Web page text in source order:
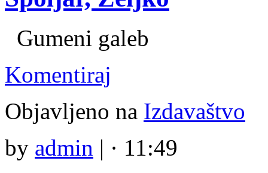
Gumeni galeb
Komentiraj
Objavljeno na Izdavaštvo
by admin | · 11:49